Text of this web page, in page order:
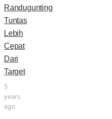
Randugunting
Tuntas
Lebih
Cepat
Dari
Target
5
years
ago